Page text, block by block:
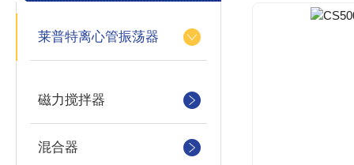
莱普特离心管振荡器
磁力搅拌器
混合器